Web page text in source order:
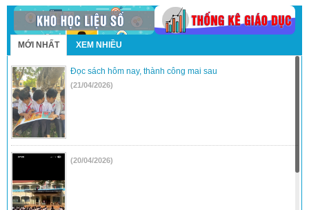
MỚI NHẤT XEM NHIỀU
Đọc sách hôm nay, thành công mai sau
(21/04/2026)
(20/04/2026)